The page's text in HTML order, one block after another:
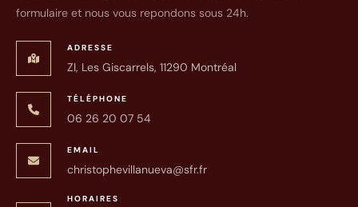
formulaire et nous vous repondons sous 24h.
ADRESSE
ZI, Les Giscarrels, 11290 Montréal
TÉLÉPHONE
06 26 20 07 54
EMAIL
christophevillanueva@sfr.fr
HORAIRES